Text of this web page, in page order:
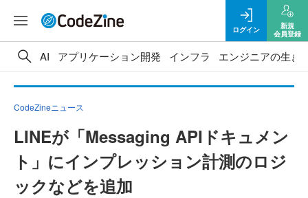
ログイン
新規
会員登録
AI アプリケーション開発 インフラ エンジニアの生き
CodeZineニュース
LINEが「Messaging APIドキュメン
ト」にインプレッション計測のロジ
ックなどを追加